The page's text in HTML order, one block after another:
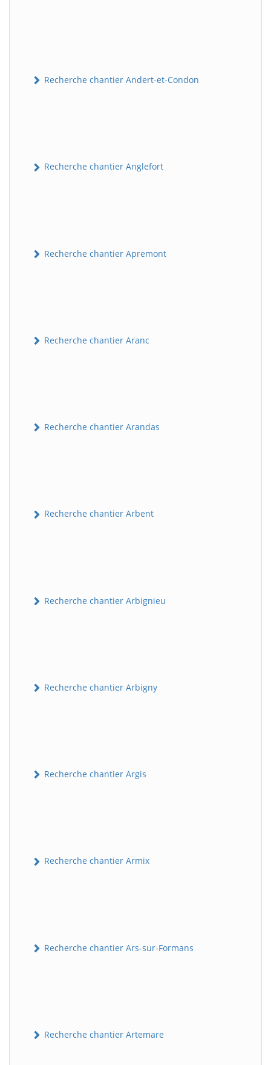
Recherche chantier Andert-et-Condon
Recherche chantier Anglefort
Recherche chantier Apremont
Recherche chantier Aranc
Recherche chantier Arandas
Recherche chantier Arbent
Recherche chantier Arbignieu
Recherche chantier Arbigny
Recherche chantier Argis
Recherche chantier Armix
Recherche chantier Ars-sur-Formans
Recherche chantier Artemare